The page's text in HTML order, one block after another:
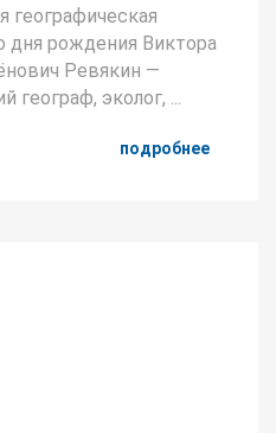
географическая
дня рождения Виктора
Ревякин —
эколог, ...
подробнее